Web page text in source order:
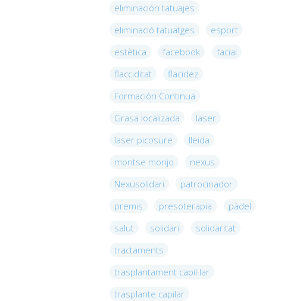
eliminación tatuajes
eliminació tatuatges
esport
estètica
facebook
facial
flacciditat
flacidez
Formación Continua
Grasa localizada
laser
laser picosure
lleida
montse monjo
nexus
Nexusolidari
patrocinador
premis
presoterapia
pàdel
salut
solidari
solidaritat
tractaments
trasplantament capil·lar
trasplante capilar